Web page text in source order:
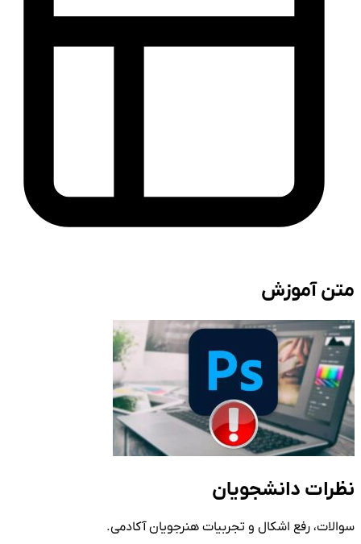
متن آموزش
نظرات دانشجویان
سوالات، رفع اشکال و تجربیات هنرجویان آکادمی.